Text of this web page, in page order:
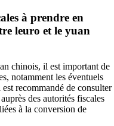
à prendre en
leuro et le yuan
chinois, il est important de
notamment les éventuels
recommandé de consulter
des autorités fiscales
à la conversion de